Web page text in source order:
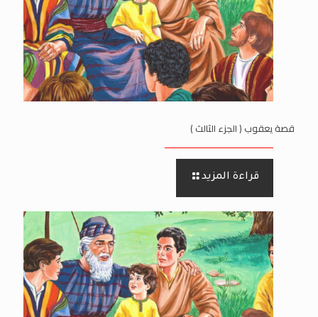
قصة يعقوب ( الجزء الثالث )
قراءة المزيد